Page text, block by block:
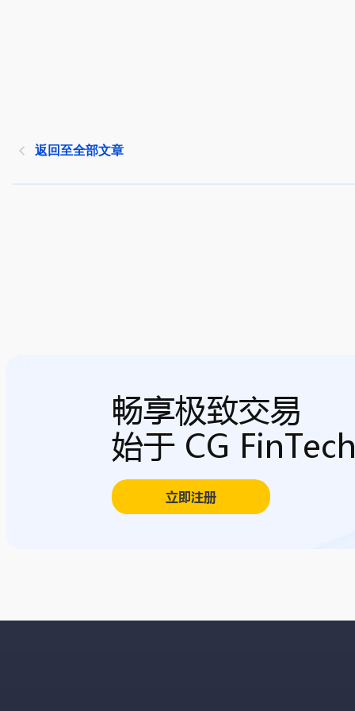
返回至全部文章
畅享极致交易
始于 CG
立即注册